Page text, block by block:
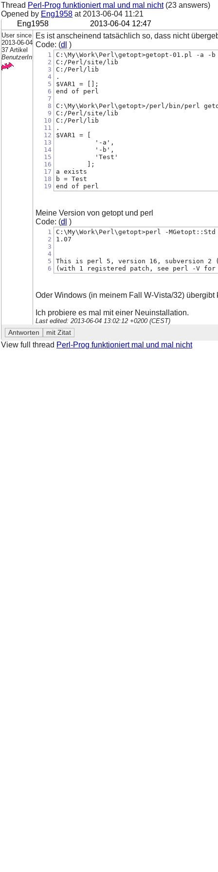
Thread Perl-Prog funktioniert mal und mal nicht(23 answers)
Opened by Eng1958 at 2013-06-04 11:21
Eng1958
2013-06-04 12:47
User since
2013-06-04
37 Artikel
BenutzerIn
Es ist anscheinend tatsächlich so, dass nicht
Code: (dl )
1
2
3
4
5
6
7
8
9
10
11
12
13
14
15
16
17
18
19
C:\My\Work\Perl\getopt>getopt-01.pl -a -b
C:/Perl/site/lib
C:/Perl/lib
.
$VAR1 = [];
end of perl
C:\My\Work\Perl\getopt>/perl/bin/perl
C:/Perl/site/lib
C:/Perl/lib
.
$VAR1 = [
          '-a',
          '-b',
          'Test'
        ];
a exists
b = Test
end of perl
Meine Version von getopt und perl
Code: (dl )
1
2
3
4
5
6
C:\My\Work\Perl\getopt>perl -
1.07
This is perl 5, version 16, subversion 2
(with 1 registered patch, see perl -V for
Oder Windows (in meinem Fall W-Vista/32) übergibt
Ich probiere es mal mit einer Neuinstallation.
Last edited: 2013-06-04 13:02:12 +0200 (CEST)
View full thread Perl-Prog funktioniert mal und mal nicht